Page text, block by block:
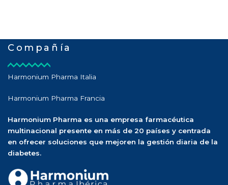
Compañía
Harmonium Pharma Italia
Harmonium Pharma Francia
Harmonium Pharma es una empresa farmacéutica
multinacional presente en más de 20 países y centrada
en ofrecer soluciones que mejoren la gestión diaria de la
diabetes.